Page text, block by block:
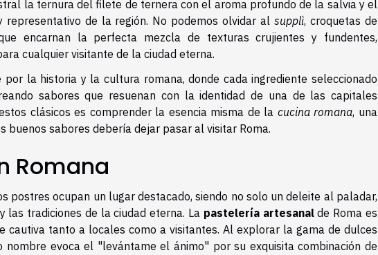
la ternura del filete de ternera con el aroma profundo de la salvia y el
representativo de la región. No podemos olvidar alsupplì, croquetas de
encarnan la perfecta mezcla de texturas crujientes y fundentes,
cualquier visitante de la ciudad eterna.
la historia y la cultura romana, donde cada ingrediente seleccionado
sabores que resuenan con la identidad de una de las capitales
clásicos es comprender la esencia misma de la cucina romana, una
buenos sabores debería dejar pasar al visitar Roma.
Romana
postres ocupan un lugar destacado, siendo no solo un deleite al paladar,
tradiciones de la ciudad eterna. La pastelería artesanalde Roma es
cautiva tanto a locales como a visitantes. Al explorar la gama de dulces
nombre evoca el "levántame el ánimo" por su exquisita combinación de